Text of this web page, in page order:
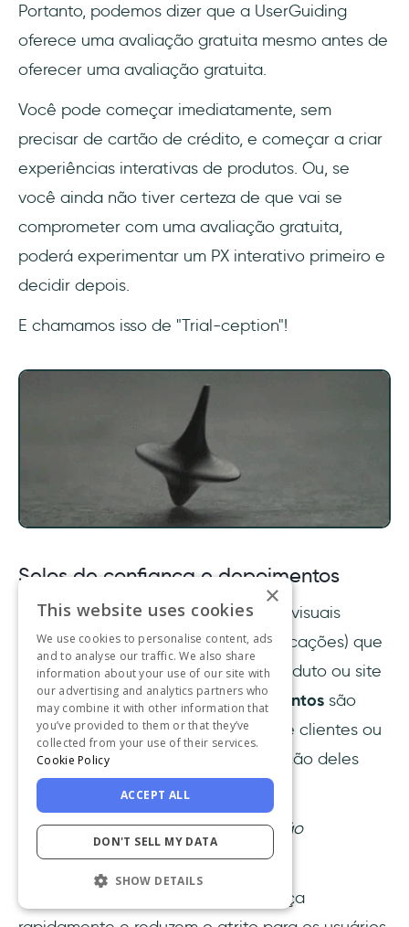
Portanto, podemos dizer que a UserGuiding
oferece uma avaliação gratuita mesmo antes de
oferecer uma avaliação gratuita.
Você pode começar imediatamente, sem
precisar de cartão de crédito, e começar a criar
experiências interativas de produtos. Ou, se
você ainda não tiver certeza de que vai se
comprometer com uma avaliação gratuita,
poderá experimentar um PX interativo primeiro e
decidir depois.
E chamamos isso de "Trial-ception"!
Selos de confiança e depoimentos
Osselos de confiança são símbolos visuais
(como selos de segurança ou certificações) que
asseguram aos usuários que seu produto ou site
é seguro e confiável. Já osdepoimentos são
avaliações positivas ou endossos de clientes ou
especialistas, destacando a satisfação deles
com seu produto.
Por que essas estratégias de PLG são
importantes?
Porque eles estabelecem a confiança
×
This website uses cookies
We use cookies to personalise content, ads
and to analyse our traffic. We also share
information about your use of our site with
our advertising and analytics partners who
may combine it with other information that
you’ve provided to them or that they’ve
collected from your use of their services.
Cookie Policy
ACCEPT ALL
DON'T SELL MY DATA
SHOW DETAILS